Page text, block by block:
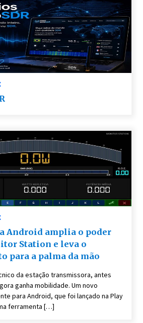
Android amplia o poder
Station e leva o
para a palma da mão
da estação transmissora, antes
ganha mobilidade. Um novo
para Android, que foi lançado na Play
ferramenta […]